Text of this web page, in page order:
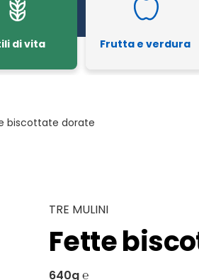
di vita Frutta e verdura
biscottate dorate
TRE MULINI
Fette
640g ℮